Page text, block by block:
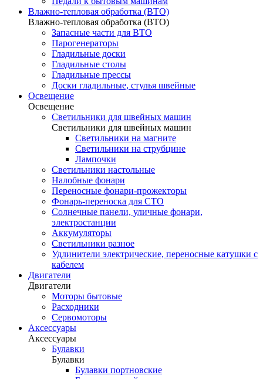
Влажно-тепловая обработка (ВТО)
Влажно-тепловая обработка (ВТО)
Запасные части для ВТО
Парогенераторы
Гладильные доски
Гладильные столы
Гладильные прессы
Доски гладильные, стулья швейные
Освещение
Освещение
Светильники для швейных машин
Светильники для швейных машин
Светильники на магните
Светильники на струбцине
Лампочки
Светильники настольные
Налобные фонари
Переносные фонари-прожекторы
Фонарь-переноска для СТО
Солнечные панели, уличные фонари,
электростанции
Аккумуляторы
Светильники разное
Удлинители электрические, переносные катушки с
кабелем
Двигатели
Двигатели
Моторы бытовые
Расходники
Сервомоторы
Аксессуары
Аксессуары
Булавки
Булавки
Булавки портновские